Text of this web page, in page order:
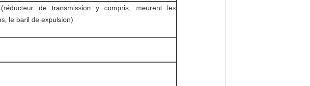
de transmission y compris, meurent les
le baril de expulsion)